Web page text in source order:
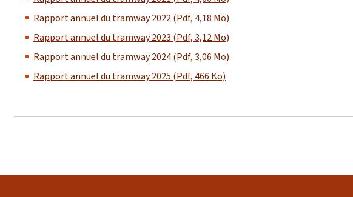
Rapport annuel du tramway 2022 (Pdf, 4,18 Mo)
Rapport annuel du tramway 2023 (Pdf, 3,12 Mo)
Rapport annuel du tramway 2024 (Pdf, 3,06 Mo)
Rapport annuel du tramway 2025 (Pdf, 466 Ko)